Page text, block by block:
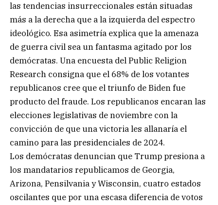
las tendencias insurreccionales están situadas
más a la derecha que a la izquierda del espectro
ideológico. Esa asimetría explica que la amenaza
de guerra civil sea un fantasma agitado por los
demócratas. Una encuesta del Public Religion
Research consigna que el 68% de los votantes
republicanos cree que el triunfo de Biden fue
producto del fraude. Los republicanos encaran las
elecciones legislativas de noviembre con la
convicción de que una victoria les allanaría el
camino para las presidenciales de 2024.
Los demócratas denuncian que Trump presiona a
los mandatarios republicamos de Georgia,
Arizona, Pensilvania y Wisconsin, cuatro estados
oscilantes que por una escasa diferencia de votos